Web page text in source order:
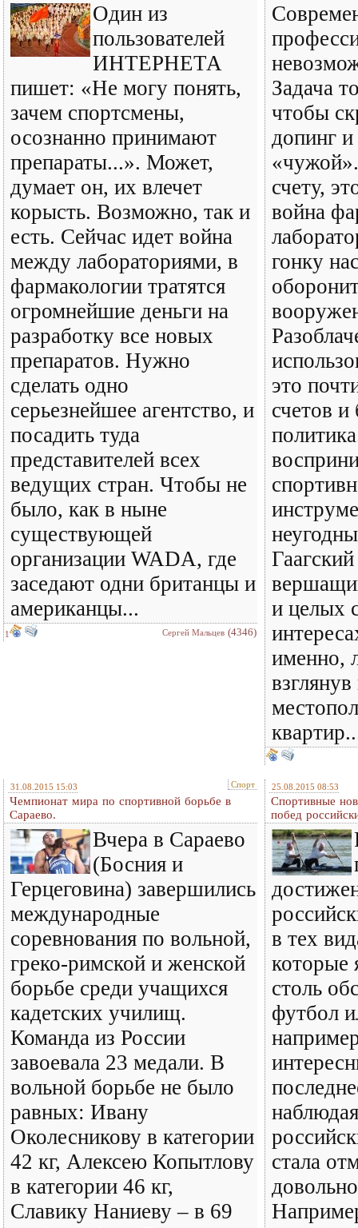
Один из
пользователей
ИНТЕРНЕТА
пишет: «Не могу понять,
зачем спортсмены,
осознанно принимают
препараты...». Может,
думает он, их влечет
корысть. Возможно, так и
есть. Сейчас идет война
между лабораториями, в
фармакологии тратятся
огромнейшие деньги на
разработку все новых
препаратов. Нужно
сделать одно
серьезнейшее агентство, и
посадить туда
представителей всех
ведущих стран. Чтобы не
было, как в ныне
существующей
организации WADA, где
заседают одни британцы и
американцы...
1 Сергей Мальцев (4346)
Задача
чтобы
допинг
счету,
война
гонку
это
счетов
и целых
именно,
взглянув
31.08.2015 15:03 Спорт
Чемпионат мира по спортивной борьбе в
Сараево.
Вчера в Сараево
(Босния и
Герцеговина) завершились
международные
соревнования по вольной,
греко-римской и женской
борьбе среди учащихся
кадетских училищ.
Команда из России
завоевала 23 медали. В
вольной борьбе не было
равных: Ивану
Околесникову в категории
42 кг, Алексею Копытлову
в категории 46 кг,
Славику Наниеву – в 69
25.08.2015 08:53
Спортивные
побед
в тех
которые
столь
футбол
стала